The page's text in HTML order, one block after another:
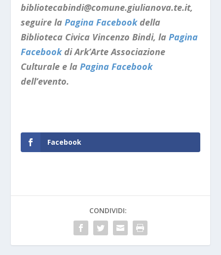
bibliotecabindi@comune.giulianova.te.it,
seguire laPagina Facebookdella
Biblioteca Civica Vincenzo Bindi, laPagina
Facebookdi Ark’Arte Associazione
Culturale e laPagina Facebook
dell’evento.
Facebook
CONDIVIDI: